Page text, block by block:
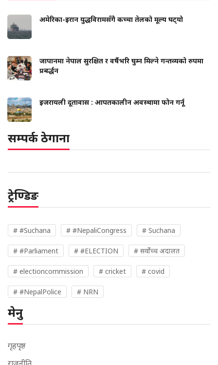
अमेरिका-इरान युद्धविरामसँगै कच्चा तेलको मूल्य घट्‍यो
जापानमा नेपाल सुरक्षित र वर्षैभरि घुम्न मिल्ने गन्तव्यको रुपमा
प्रबर्द्धन
इजरायली दूतावास : आपतकालीन अवस्थामा फोन गर्नू
सम्पर्क ठेगाना
ट्रेण्डिङ
# #Suchana # #NepaliCongress # Suchana
# #Parliament # #ELECTION # सर्वोच्च अदालत
# electioncommission # cricket # covid
# #NepalPolice # NRN
मेनु
गृहपृष्ठ